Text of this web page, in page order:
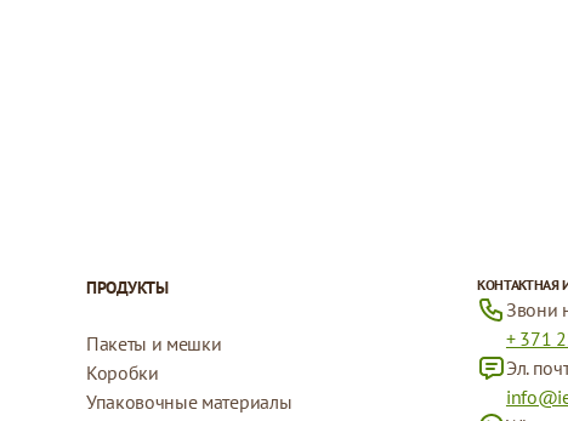
ПРОДУКТЫ
Пакеты и мешки
Коробки
Упаковочные материалы
Звони
+ 371
Эл.